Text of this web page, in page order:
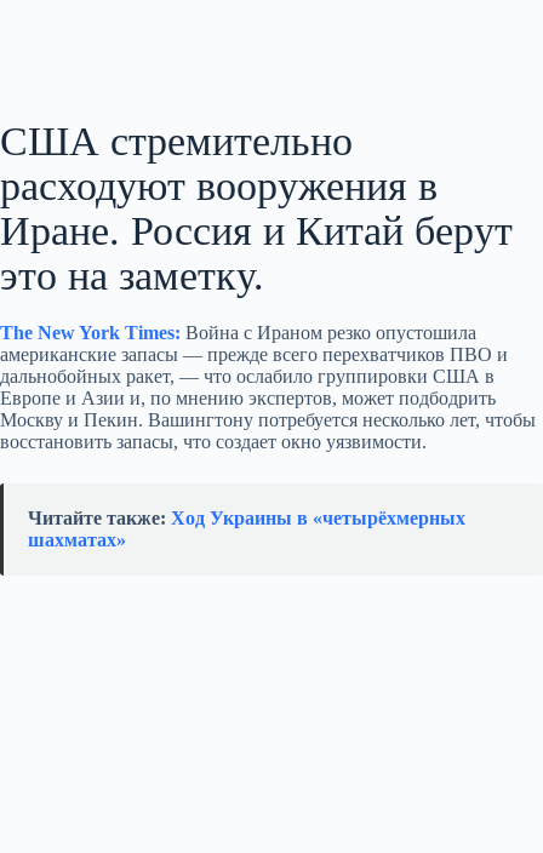
США стремительно
расходуют вооружения в
Иране. Россия и Китай берут
это на заметку.
The New York Times: Война с Ираном резко опустошила
американские запасы — прежде всего перехватчиков ПВО и
дальнобойных ракет, — что ослабило группировки США в
Европе и Азии и, по мнению экспертов, может подбодрить
Москву и Пекин. Вашингтону потребуется несколько лет, чтобы
восстановить запасы, что создает окно уязвимости.
Читайте также: Ход Украины в «четырёхмерных
шахматах»